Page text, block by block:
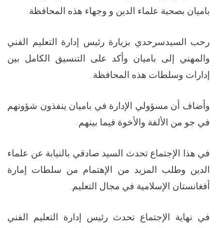
باميان بصحبة علماء الدين و وجهاء هذه المحافظة.
رحب السيدسرحدي بزيارة رئيس إدارة التعليم الفني
والمهني إلى باميان وأكد على التنسيق الكامل بين
إدارات وسلطات هذه المحافظة.
وأضاف أن مسؤولي الإدارة في باميان ينفذون شؤونهم
في جو من الألفة والأخوة فيما بينهم.
في هذا الإجتماع تحدث السيد صادقي بالنيابة عن علماء
الدين وطلب المزيد من الإهتمام من سلطات إمارة
أفغانستان الإسلامية في مجال التعليم.
في نهاية الإجتماع تحدث رئيس إدارة التعليم الفني